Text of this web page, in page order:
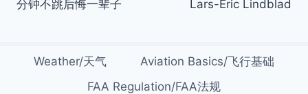
分钟不跳后悔一辈子
Lars-Eric Lindblad
Weather/天气
Aviation Basics/飞行基础
FAA Regulation/FAA法规